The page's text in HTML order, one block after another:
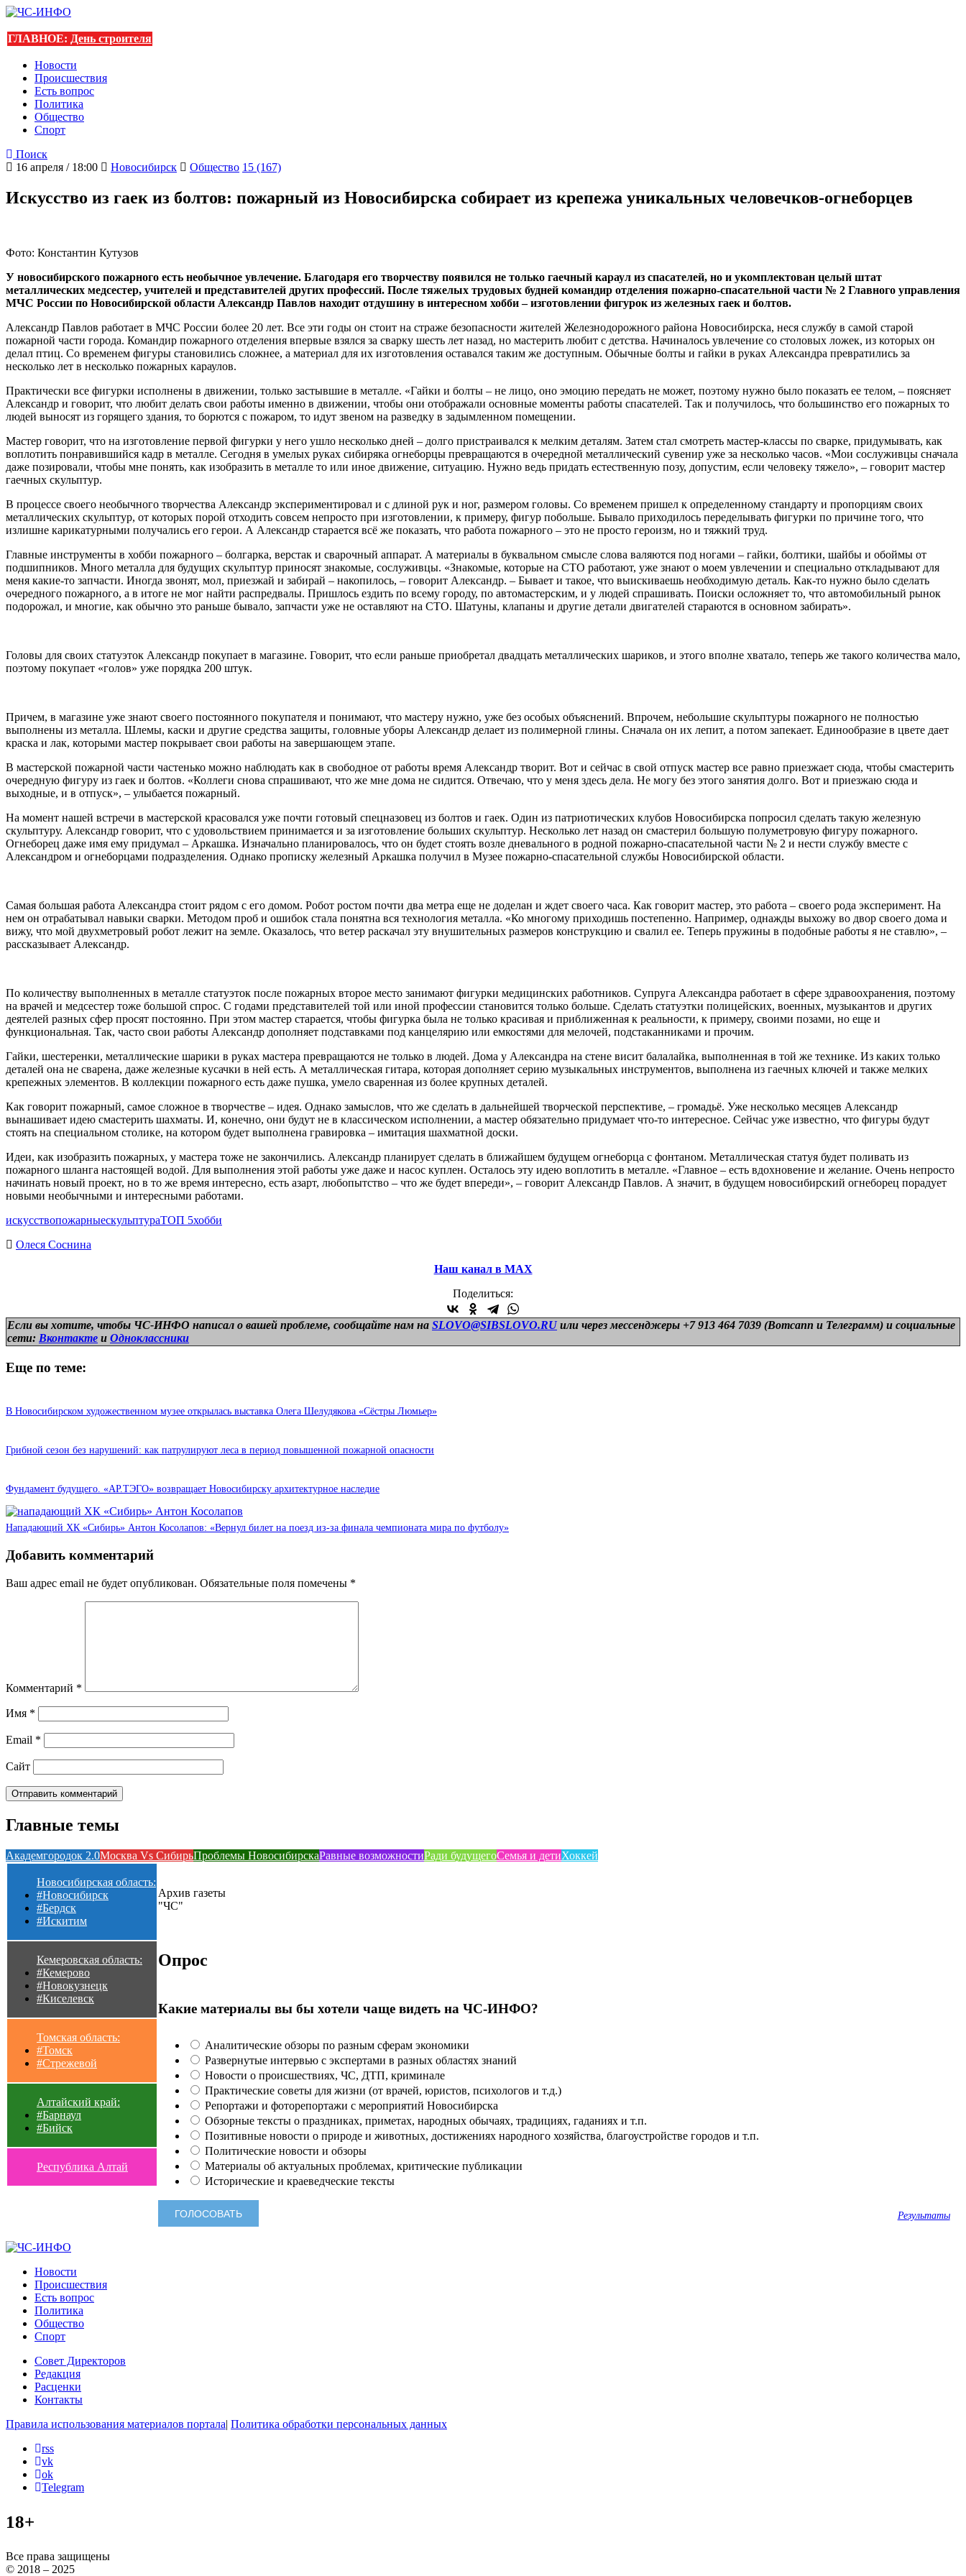
ГЛАВНОЕ: День строителя
Новости
Происшествия
Есть вопрос
Политика
Общество
Спорт
Поиск
16 апреля / 18:00
Новосибирск Общество 15 (167)
Искусство из гаек из болтов: пожарный из Новосибирска собирает из крепежа уникальных человечков-огнеборцев
Фото: Константин Кутузов
У новосибирского пожарного есть необычное увлечение. Благодаря его творчеству появился не только гаечный караул из спасателей, но и укомплектован целый штат
металлических медсестер, учителей и представителей других профессий. После тяжелых трудовых будней командир отделения пожарно-спасательной части № 2 Главного управления
МЧС России по Новосибирской области Александр Павлов находит отдушину в интересном хобби – изготовлении фигурок из железных гаек и болтов.
Александр Павлов работает в МЧС России более 20 лет. Все эти годы он стоит на страже безопасности жителей Железнодорожного района Новосибирска, неся службу в самой старой
пожарной части города. Командир пожарного отделения впервые взялся за сварку шесть лет назад, но мастерить любит с детства. Начиналось увлечение со столовых ложек, из которых он
делал птиц. Со временем фигуры становились сложнее, а материал для их изготовления оставался таким же доступным. Обычные болты и гайки в руках Александра превратились за
несколько лет в несколько пожарных караулов.
Практически все фигурки исполнены в движении, только застывшие в металле. «Гайки и болты – не лицо, оно эмоцию передать не может, поэтому нужно было показать ее телом, – поясняет
Александр и говорит, что любит делать свои работы именно в движении, чтобы они отображали основные моменты работы спасателей. Так и получилось, что большинство его пожарных то
людей выносят из горящего здания, то борются с пожаром, то идут звеном на разведку в задымленном помещении.
Мастер говорит, что на изготовление первой фигурки у него ушло несколько дней – долго пристраивался к мелким деталям. Затем стал смотреть мастер-классы по сварке, придумывать, как
воплотить понравившийся кадр в металле. Сегодня в умелых руках сибиряка огнеборцы превращаются в очередной металлический сувенир уже за несколько часов. «Мои сослуживцы сначала
даже позировали, чтобы мне понять, как изобразить в металле то или иное движение, ситуацию. Нужно ведь придать естественную позу, допустим, если человеку тяжело», – говорит мастер
гаечных скульптур.
В процессе своего необычного творчества Александр экспериментировал и с длиной рук и ног, размером головы. Со временем пришел к определенному стандарту и пропорциям своих
металлических скульптур, от которых порой отходить совсем непросто при изготовлении, к примеру, фигур побольше. Бывало приходилось переделывать фигурки по причине того, что
излишне карикатурными получались его герои. А Александр старается всё же показать, что работа пожарного – это не просто героизм, но и тяжкий труд.
Главные инструменты в хобби пожарного – болгарка, верстак и сварочный аппарат. А материалы в буквальном смысле слова валяются под ногами – гайки, болтики, шайбы и обоймы от
подшипников. Много металла для будущих скульптур приносят знакомые, сослуживцы. «Знакомые, которые на СТО работают, уже знают о моем увлечении и специально откладывают для
меня какие-то запчасти. Иногда звонят, мол, приезжай и забирай – накопилось, – говорит Александр. – Бывает и такое, что выискиваешь необходимую деталь. Как-то нужно было сделать
очередного пожарного, а в итоге не мог найти распредвалы. Пришлось ездить по всему городу, по автомастерским, и у людей спрашивать. Поиски осложняет то, что автомобильный рынок
подорожал, и многие, как обычно это раньше бывало, запчасти уже не оставляют на СТО. Шатуны, клапаны и другие детали двигателей стараются в основном забирать».
Головы для своих статуэток Александр покупает в магазине. Говорит, что если раньше приобретал двадцать металлических шариков, и этого вполне хватало, теперь же такого количества мало,
поэтому покупает «голов» уже порядка 200 штук.
Причем, в магазине уже знают своего постоянного покупателя и понимают, что мастеру нужно, уже без особых объяснений. Впрочем, небольшие скульптуры пожарного не полностью
выполнены из металла. Шлемы, каски и другие средства защиты, головные уборы Александр делает из полимерной глины. Сначала он их лепит, а потом запекает. Единообразие в цвете дает
краска и лак, которыми мастер покрывает свои работы на завершающем этапе.
В мастерской пожарной части частенько можно наблюдать как в свободное от работы время Александр творит. Вот и сейчас в свой отпуск мастер все равно приезжает сюда, чтобы смастерить
очередную фигуру из гаек и болтов. «Коллеги снова спрашивают, что же мне дома не сидится. Отвечаю, что у меня здесь дела. Не могу без этого занятия долго. Вот и приезжаю сюда и
выходные, и в отпуск», – улыбается пожарный.
На момент нашей встречи в мастерской красовался уже почти готовый спецназовец из болтов и гаек. Один из патриотических клубов Новосибирска попросил сделать такую железную
скульптуру. Александр говорит, что с удовольствием принимается и за изготовление больших скульптур. Несколько лет назад он смастерил большую полуметровую фигуру пожарного.
Огнеборец даже имя ему придумал – Аркашка. Изначально планировалось, что он будет стоять возле дневального в родной пожарно-спасательной части № 2 и нести службу вместе с
Александром и огнеборцами подразделения. Однако прописку железный Аркашка получил в Музее пожарно-спасательной службы Новосибирской области.
Самая большая работа Александра стоит рядом с его домом. Робот ростом почти два метра еще не доделан и ждет своего часа. Как говорит мастер, это работа – своего рода эксперимент. На
нем он отрабатывал навыки сварки. Методом проб и ошибок стала понятна вся технология металла. «Ко многому приходишь постепенно. Например, однажды выхожу во двор своего дома и
вижу, что мой двухметровый робот лежит на земле. Оказалось, что ветер раскачал эту внушительных размеров конструкцию и свалил ее. Теперь пружины в подобные работы я не ставлю», –
рассказывает Александр.
По количеству выполненных в металле статуэток после пожарных второе место занимают фигурки медицинских работников. Супруга Александра работает в сфере здравоохранения, поэтому
на врачей и медсестер тоже большой спрос. С годами представителей той или иной профессии становится только больше. Сделать статуэтки полицейских, военных, музыкантов и других
деятелей разных сфер просят постоянно. При этом мастер старается, чтобы фигурка была не только красивая и приближенная к реальности, к примеру, своими позами, но еще и
функциональная. Так, часто свои работы Александр дополняет подставками под канцелярию или емкостями для мелочей, подстаканниками и прочим.
Гайки, шестеренки, металлические шарики в руках мастера превращаются не только в людей. Дома у Александра на стене висит балалайка, выполненная в той же технике. Из каких только
деталей она не сварена, даже железные кусачки в ней есть. А металлическая гитара, которая дополняет серию музыкальных инструментов, выполнена из гаечных ключей и также мелких
крепежных элементов. В коллекции пожарного есть даже пушка, умело сваренная из более крупных деталей.
Как говорит пожарный, самое сложное в творчестве – идея. Однако замыслов, что же сделать в дальнейшей творческой перспективе, – громадьё. Уже несколько месяцев Александр
вынашивает идею смастерить шахматы. И, конечно, они будут не в классическом исполнении, а мастер обязательно придумает что-то интересное. Сейчас уже известно, что фигуры будут
стоять на специальном столике, на котором будет выполнена гравировка – имитация шахматной доски.
Идеи, как изобразить пожарных, у мастера тоже не закончились. Александр планирует сделать в ближайшем будущем огнеборца с фонтаном. Металлическая статуя будет поливать из
пожарного шланга настоящей водой. Для выполнения этой работы уже даже и насос куплен. Осталось эту идею воплотить в металле. «Главное – есть вдохновение и желание. Очень непросто
начинать новый проект, но в то же время интересно, есть азарт, любопытство – что же будет впереди», – говорит Александр Павлов. А значит, в будущем новосибирский огнеборец порадует
новыми необычными и интересными работами.
искусствопожарныескульптураТОП 5хобби
Олеся Соснина
Наш канал в МАХ
Поделиться:
Если вы хотите, чтобы ЧС-ИНФО написал о вашей проблеме, сообщайте нам на SLOVO@SIBSLOVO.RU или через мессенджеры +7 913 464 7039 (Вотсапп и Телеграмм) и социальные
сети: Вконтакте и Одноклассники
Еще по теме:
В Новосибирском художественном музее открылась выставка Олега Шелудякова «Сёстры Люмьер»
Грибной сезон без нарушений: как патрулируют леса в период повышенной пожарной опасности
Фундамент будущего. «АР.ТЭГО» возвращает Новосибирску архитектурное наследие
Нападающий ХК «Сибирь» Антон Косолапов: «Вернул билет на поезд из-за финала чемпионата мира по футболу»
Добавить комментарий
Ваш адрес email не будет опубликован. Обязательные поля помечены *
Комментарий *
Имя *
Email *
Сайт
Главные темы
Академгородок 2.0Москва Vs СибирьПроблемы НовосибирскаРавные возможностиРади будущегоСемья и детиХоккей
Новосибирская область:
#Новосибирск
#Бердск
#Искитим
Кемеровская область:
#Кемерово
#Новокузнецк
#Киселевск
Томская область:
#Томск
#Стрежевой
Алтайский край:
#Барнаул
#Бийск
Республика Алтай
Архив газеты
"ЧС"
Опрос
Какие материалы вы бы хотели чаще видеть на ЧС-ИНФО?
Аналитические обзоры по разным сферам экономики
Развернутые интервью с экспертами в разных областях знаний
Новости о происшествиях, ЧС, ДТП, криминале
Практические советы для жизни (от врачей, юристов, психологов и т.д.)
Репортажи и фоторепортажи с мероприятий Новосибирска
Обзорные тексты о праздниках, приметах, народных обычаях, традициях, гаданиях и т.п.
Позитивные новости о природе и животных, достижениях народного хозяйства, благоустройстве городов и т.п.
Политические новости и обзоры
Материалы об актуальных проблемах, критические публикации
Исторические и краеведческие тексты
Результаты
Новости
Происшествия
Есть вопрос
Политика
Общество
Спорт
Совет Директоров
Редакция
Расценки
Контакты
Правила использования материалов портала| Политика обработки персональных данных
rss
vk
ok
Telegram
18+
Все права защищены
© 2018 – 2025